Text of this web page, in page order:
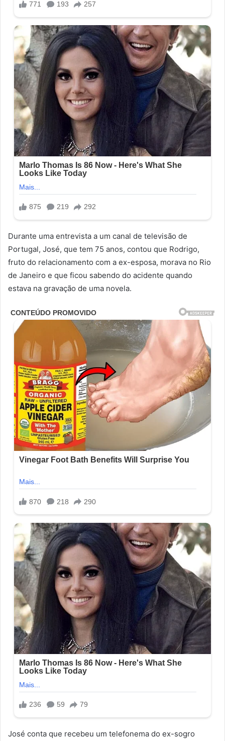
Durante uma entrevista a um canal de televisão de
Portugal, José, que tem 75 anos, contou que Rodrigo,
fruto do relacionamento com a ex-esposa, morava no Rio
de Janeiro e que ficou sabendo do acidente quando
estava na gravação de uma novela.
José conta que recebeu um telefonema do ex-sogro